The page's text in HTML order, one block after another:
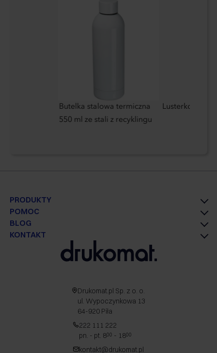
Butelka stalowa termiczna
550 ml ze stali z recyklingu
Lusterko
PRODUKTY
POMOC
BLOG
KONTAKT
Drukomat.pl Sp. z o. o.
ul. Wypoczynkowa 13
64-920 Piła
222 111 222
pn. - pt. 800 - 1800
kontakt@drukomat.pl